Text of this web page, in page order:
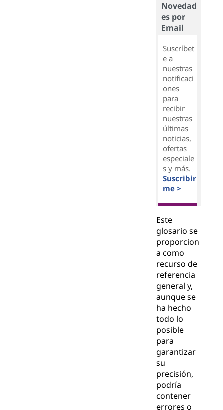
Novedad
es por
Email
Suscríbet
e a
nuestras
notificaci
ones
para
recibir
nuestras
últimas
noticias,
ofertas
especiale
s y más.
Suscribir
me >
Este
glosario se
proporcion
a como
recurso de
referencia
general y,
aunque se
ha hecho
todo lo
posible
para
garantizar
su
precisión,
podría
contener
errores o